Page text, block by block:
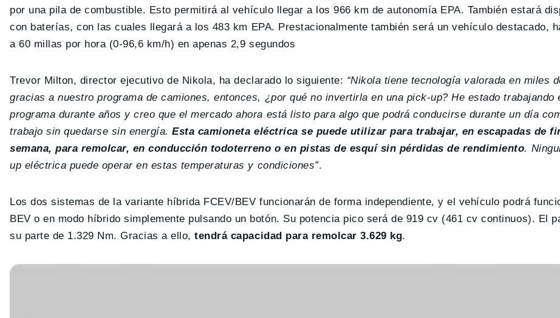
por una pila de combustible. Esto permitirá al vehículo llegar a los 966 km de autonomía EPA. También estará
con baterías, con las cuales llegará a los 483 km EPA. Prestacionalmente también será un vehículo destacado,
a 60 millas por hora (0-96,6 km/h) en apenas 2,9 segundos
Trevor Milton, director ejecutivo de Nikola, ha declarado lo siguiente: “Nikola tiene tecnología valorada en miles
gracias a nuestro programa de camiones, entonces, ¿por qué no invertirla en una pick-up? He estado trabajando
programa durante años y creo que el mercado ahora está listo para algo que podrá conducirse durante un día
trabajo sin quedarse sin energía.Esta camioneta eléctrica se puede utilizar para trabajar, en escapadas de
semana, para remolcar, en conducción todoterreno o en pistas de esquí sin pérdidas de rendimiento.
up eléctrica puede operar en estas temperaturas y condiciones”.
Los dos sistemas de la variante híbrida FCEV/BEV funcionarán de forma independiente, y el vehículo podrá
BEV o en modo híbrido simplemente pulsando un botón. Su potencia pico será de 919 cv (461 cv continuos). El
su parte de 1.329 Nm. Gracias a ello,tendrá capacidad para remolcar 3.629 kg.